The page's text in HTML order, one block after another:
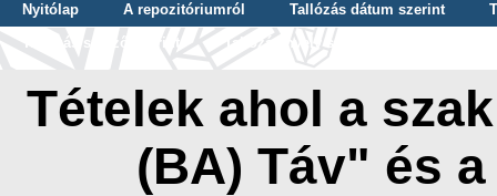
Nyitólap A repozitóriumról Tallózás dátum szerint
Tallózás szerző szerint
Tallózás nyelv szerint
Tételek ahol a
(BA) Táv" és